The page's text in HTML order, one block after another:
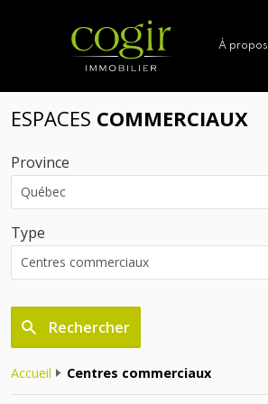
À propos
ESPACES COMMERCIAUX
Province
Type
Rechercher
Accueil Centres commerciaux